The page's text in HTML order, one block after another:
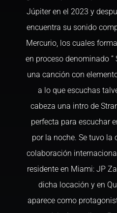
Júpiter en el 2023 y
encuentra su sonido
Mercurio, los cuales
en proceso denominado ”
una canción con
a lo que escuchas
cabeza una intro de
perfecta para escuchar
por la noche. Se tuvo la
colaboración
residente en Miami: JP
dicha locación y en
aparece como